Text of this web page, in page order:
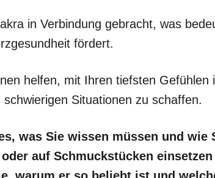
in Verbindung gebracht, was
fördert.
helfen, mit Ihren tiefsten Gefühlen
Situationen zu schaffen.
was Sie wissen müssen und wie
auf Schmuckstücken